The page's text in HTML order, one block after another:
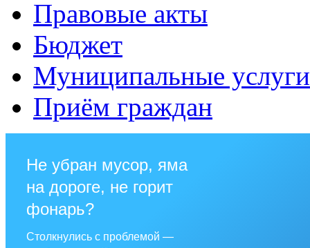
Правовые акты
Бюджет
Муниципальные услуги
Приём граждан
Не убран мусор, яма
на дороге, не горит
фонарь?
Столкнулись с проблемой —